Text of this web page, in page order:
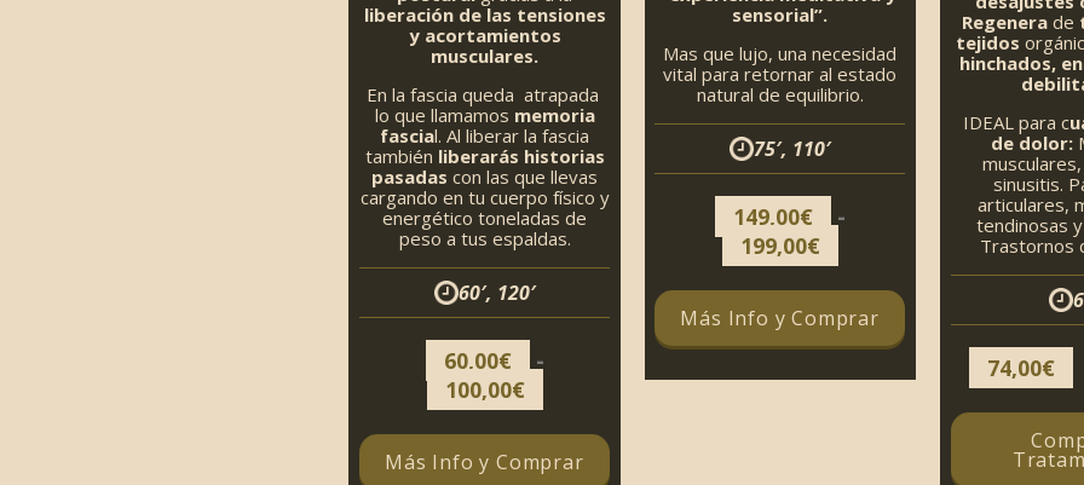
liberación de las tensiones
y acortamientos
musculares.
En la fascia queda atrapada
lo que llamamos memoria
fascial. Al liberar la fascia
también liberarás historias
pasadas con las que llevas
cargando en tu cuerpo físico y
energético toneladas de
peso a tus espaldas.
60′, 120′
60,00€ -
100,00€
de
precios:
desde
Más Info y Comprar
sensorial”.
Mas que lujo, una necesidad
vital para retornar al estado
natural de equilibrio.
75′, 110′
149,00€ -
199,00€
de
precios:
desde
149,00€
hasta
Más Info y Comprar
Regenerade
tejidos
hinchados,
IDEAL para c
de dolor:
sinusitis.
articulares,
tendinosas
Trastornos
74,00€